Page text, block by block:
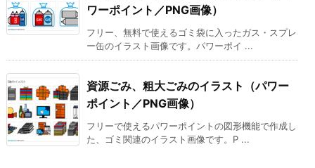
ワーポイント／PNG画像）
フリー、無料で使えるゴミ袋に入ったガス・スプレ
ー缶のイラスト画像です。パワーポイ ...
資源ごみ、粗大ごみのイラスト（パワー
ポイント／PNG画像）
フリーで使えるパワーポイントの図形機能で作成し
た、ゴミ関連のイラスト画像です。P ...